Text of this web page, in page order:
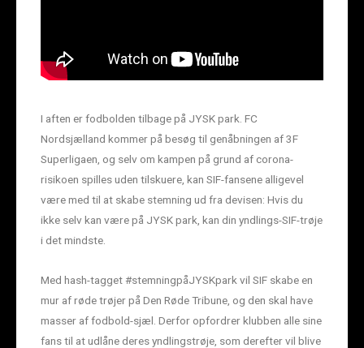
I aften er fodbolden tilbage på JYSK park. FC
Nordsjælland kommer på besøg til genåbningen af 3F
Superligaen, og selv om kampen på grund af corona-
risikoen spilles uden tilskuere, kan SIF-fansene alligevel
være med til at skabe stemning ud fra devisen: Hvis du
ikke selv kan være på JYSK park, kan din yndlings-SIF-trøje
i det mindste.
Med hash-tagget #stemningpåJYSKpark vil SIF skabe en
mur af røde trøjer på Den Røde Tribune, og den skal have
masser af fodbold-sjæl. Derfor opfordrer klubben alle sine
fans til at udlåne deres yndlingstrøje, som derefter vil blive